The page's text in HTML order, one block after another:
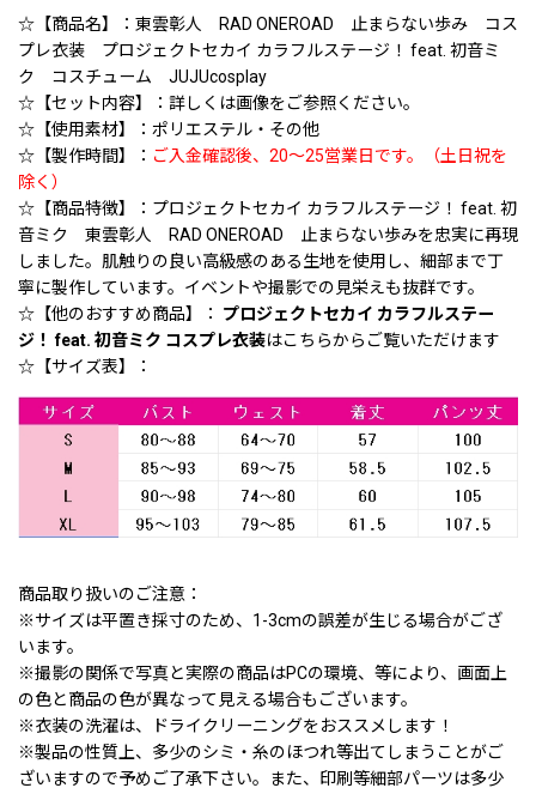
☆【商品名】：東雲彰人 RAD ONEROAD 止まらない歩み コス
プレ衣装 プロジェクトセカイ カラフルステージ！ feat. 初音ミ
ク コスチューム JUJUcosplay
☆【セット内容】：詳しくは画像をご参照ください。
☆【使用素材】：ポリエステル・その他
☆【製作時間】： ご入金確認後、20〜25営業日です。（土日祝を
除く）
☆【商品特徴】：プロジェクトセカイ カラフルステージ！ feat. 初
音ミク 東雲彰人 RAD ONEROAD 止まらない歩みを忠実に再現
しました。肌触りの良い高級感のある生地を使用し、細部まで丁
寧に製作しています。イベントや撮影での見栄えも抜群です。
☆【他のおすすめ商品】：
プロジェクトセカイ カラフルステー
ジ！ feat. 初音ミク コスプレ衣装はこちらからご覧いただけます
☆【サイズ表】：
商品取り扱いのご注意：
※サイズは平置き採寸のため、1-3cmの誤差が生じる場合がござ
います。
※撮影の関係で写真と実際の商品はPCの環境、等により、画面上
の色と商品の色が異なって見える場合もございます。
※衣装の洗濯は、ドライクリーニングをおススメします！
※製品の性質上、多少のシミ・糸のほつれ等出てしまうことがご
ざいますので予めご了承下さい。また、印刷等細部パーツは多少